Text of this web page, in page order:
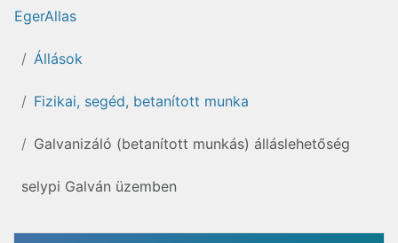
EgerAllas
Állások
Fizikai, segéd, betanított munka
Galvanizáló (betanított munkás) álláslehetőség
selypi Galván üzemben